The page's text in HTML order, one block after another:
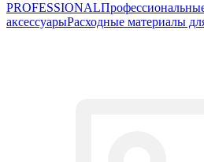
PROFESSIONAL
аксессуарыРасходные материалы